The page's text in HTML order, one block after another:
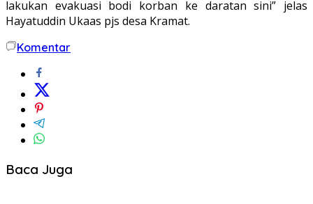
lakukan evakuasi bodi korban ke daratan sini” jelas
Hayatuddin Ukaas pjs desa Kramat.
Komentar
Baca Juga